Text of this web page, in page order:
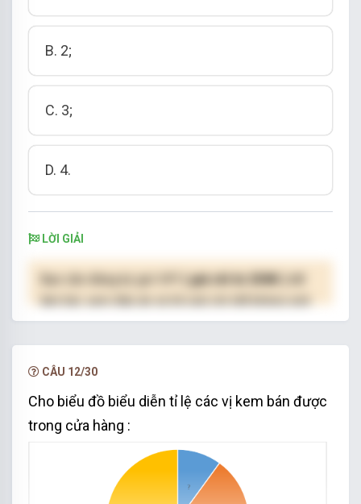
B. 2;
C. 3;
D. 4.
LỜI GIẢI
( giá chỉ từ 250K )
hạn.
CÂU 12/30
Cho biểu đồ biểu diễn tỉ lệ các vị kem bán được
trong cửa hàng :